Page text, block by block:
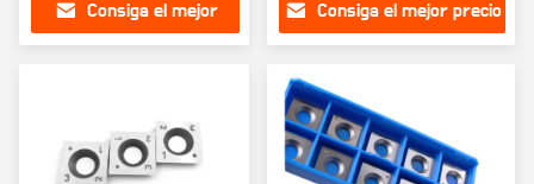
grados para la
carpintería
Consiga el mejor
Sharp Point
Consiga el mejor precio